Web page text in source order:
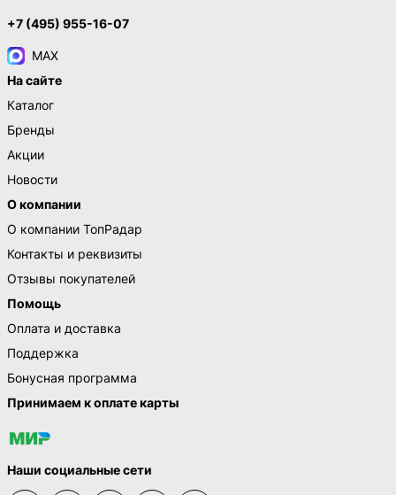
+7 (495) 955-16-07
MAX
На сайте
Каталог
Бренды
Акции
Новости
О компании
О компании ТопРадар
Контакты и реквизиты
Отзывы покупателей
Помощь
Оплата и доставка
Поддержка
Бонусная программа
Принимаем к оплате карты
Наши социальные сети